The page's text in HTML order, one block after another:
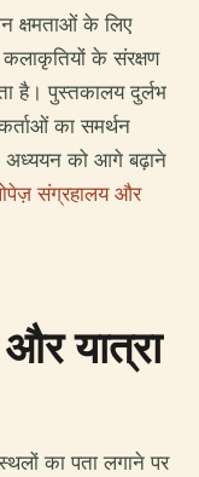
क्षमताओं के लिए
कलाकृतियों के संरक्षण
है। पुस्तकालय दुर्लभ
का समर्थन
अध्ययन को आगे बढ़ाने
संग्रहालय और
यात्रा
का पता लगाने पर